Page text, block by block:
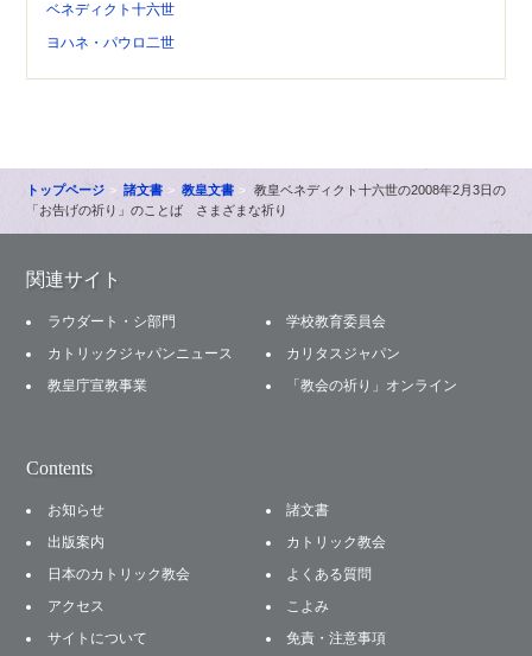
ベネディクト十六世
ヨハネ・パウロ二世
トップページ 諸文書 教皇文書
教皇ベネディクト十六世の2008年2月3日の
「お告げの祈り」のことば さまざまな祈り
関連サイト
ラウダート・シ部門
学校教育委員会
カトリックジャパンニュース
カリタスジャパン
教皇庁宣教事業
「教会の祈り」オンライン
Contents
お知らせ
諸文書
出版案内
カトリック教会
日本のカトリック教会
よくある質問
アクセス
こよみ
サイトについて
免責・注意事項